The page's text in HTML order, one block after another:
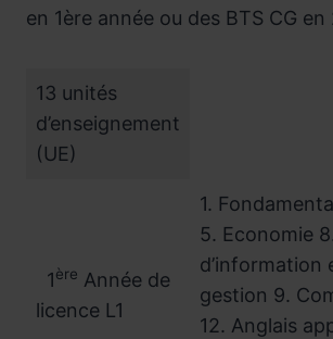
en 1ère année ou des BTS CG
13 unités
d’enseignement
(UE)
1ère Année de
licence L1
1.
5. Economie
d’information
gestion 9.
12. Anglais